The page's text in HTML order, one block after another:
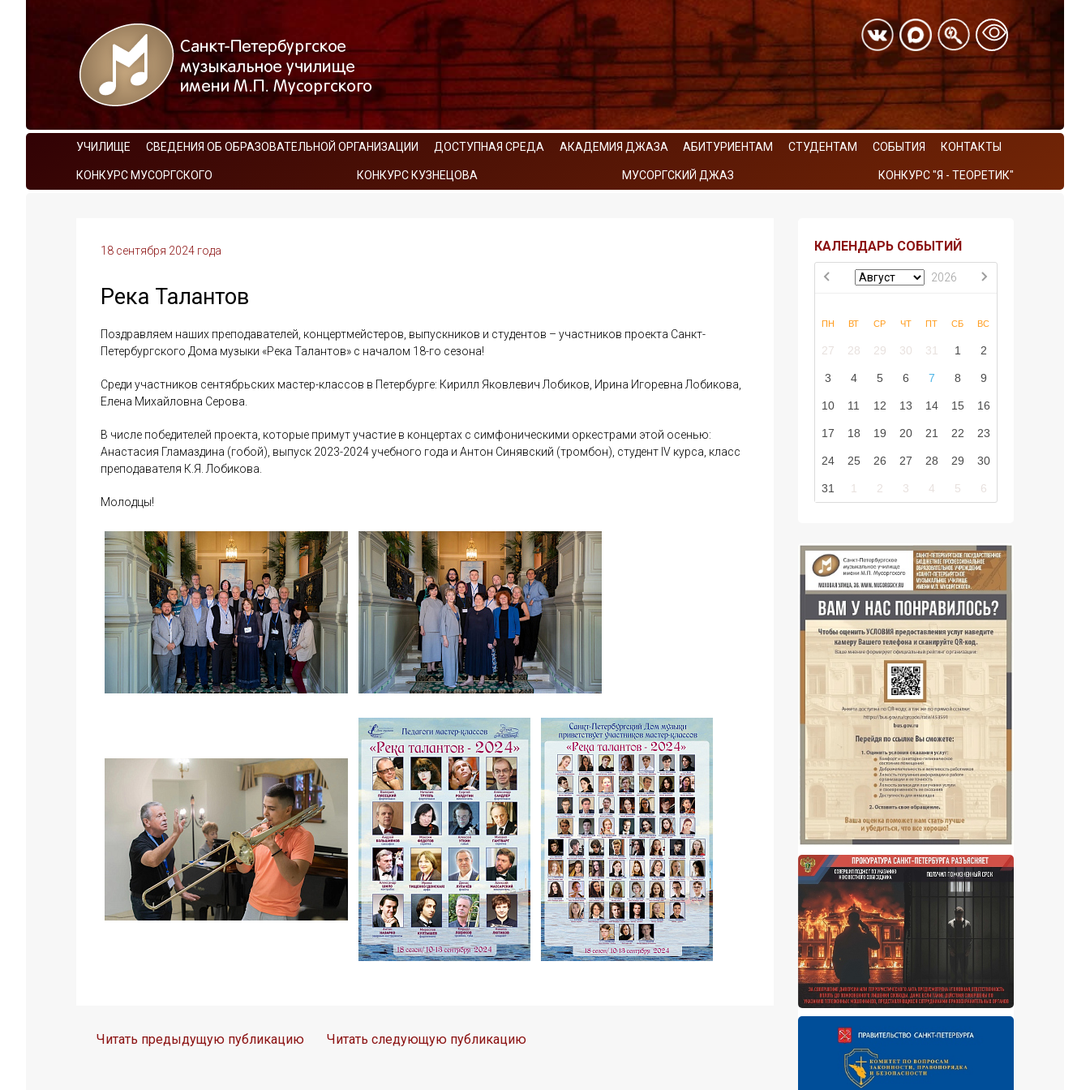
УЧИЛИЩЕ СВЕДЕНИЯ ОБ ОБРАЗОВАТЕЛЬНОЙ ОРГАНИЗАЦИИ ДОСТУПНАЯ СРЕДА АКАДЕМИЯ ДЖАЗА АБИТУРИЕНТАМ СТУДЕНТАМ СОБЫТИЯ КОНТАКТЫ
КОНКУРС МУСОРГСКОГО КОНКУРС КУЗНЕЦОВА МУСОРГСКИЙ ДЖАЗ КОНКУРС "Я - ТЕОРЕТИК"
18 сентября 2024 года
Река Талантов
Поздравляем наших преподавателей, концертмейстеров, выпускников и студентов – участников проекта Санкт-
Петербургского Дома музыки «Река Талантов» с началом 18-го сезона!
Среди участников сентябрьских мастер-классов в Петербурге: Кирилл Яковлевич Лобиков, Ирина Игоревна Лобикова,
Елена Михайловна Серова.
В числе победителей проекта, которые примут участие в концертах с симфоническими оркестрами этой осенью:
Анастасия Гламаздина (гобой), выпуск 2023-2024 учебного года и Антон Синявский (тромбон), студент IV курса, класс
преподавателя К.Я. Лобикова.
Молодцы!
Читать предыдущую публикацию Читать следующую публикацию
КАЛЕНДАРЬ СОБЫТИЙ
2026
ПН ВТ СР ЧТ ПТ СБ ВС
27 28 29 30 31 1 2
3 4 5 6 7 8 9
10 11 12 13 14 15 16
17 18 19 20 21 22 23
24 25 26 27 28 29 30
31 1 2 3 4 5 6